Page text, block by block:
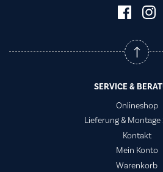
SERVICE &
Onlineshop
Lieferung & Montage
Kontakt
Mein Konto
Warenkorb